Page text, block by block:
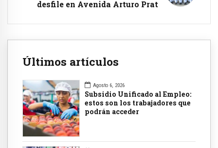
desfile en Avenida Arturo Prat
Últimos artículos
Agosto 6, 2026
Subsidio Unificado al Empleo:
estos son los trabajadores que
podrán acceder